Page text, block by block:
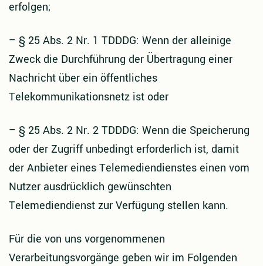
erfolgen;
– § 25 Abs. 2 Nr. 1 TDDDG: Wenn der alleinige
Zweck die Durchführung der Übertragung einer
Nachricht über ein öffentliches
Telekommunikationsnetz ist oder
– § 25 Abs. 2 Nr. 2 TDDDG: Wenn die Speicherung
oder der Zugriff unbedingt erforderlich ist, damit
der Anbieter eines Telemediendienstes einen vom
Nutzer ausdrücklich gewünschten
Telemediendienst zur Verfügung stellen kann.
Für die von uns vorgenommenen
Verarbeitungsvorgänge geben wir im Folgenden